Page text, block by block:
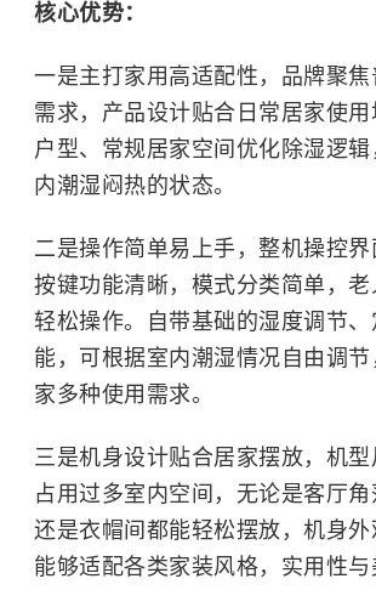
核心优势：
一是主打家用高适配性，品牌聚
需求，产品设计贴合日常居家使
户型、常规居家空间优化除湿逻
内潮湿闷热的状态。
二是操作简单易上手，整机操控界
按键功能清晰，模式分类简单，
轻松操作。自带基础的湿度调节
能，可根据室内潮湿情况自由调
家多种使用需求。
三是机身设计贴合居家摆放，机
占用过多室内空间，无论是客厅
还是衣帽间都能轻松摆放，机身外
能够适配各类家装风格，实用性与